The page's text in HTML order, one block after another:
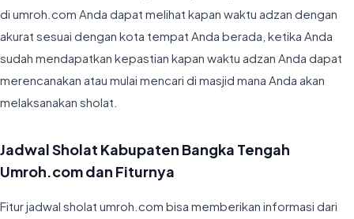
di umroh.com Anda dapat melihat kapan waktu adzan dengan
akurat sesuai dengan kota tempat Anda berada, ketika Anda
sudah mendapatkan kepastian kapan waktu adzan Anda dapat
merencanakan atau mulai mencari di masjid mana Anda akan
melaksanakan sholat.
Jadwal Sholat Kabupaten Bangka Tengah
Umroh.com dan Fiturnya
Fitur jadwal sholat umroh.com bisa memberikan informasi dari